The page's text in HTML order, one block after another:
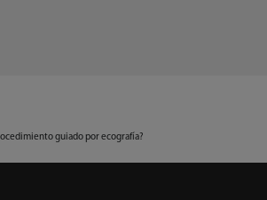
guiado por ecografía?